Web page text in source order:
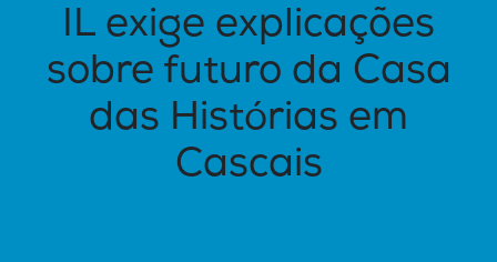
IL exige explicações
sobre futuro da Casa
das Histórias em
Cascais